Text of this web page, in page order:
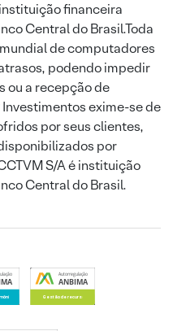
financeira
Central do Brasil.Toda
de computadores
podendo impedir
ou a recepção de
exime-se de
por seus clientes,
por
S/A é instituição
Central do Brasil.